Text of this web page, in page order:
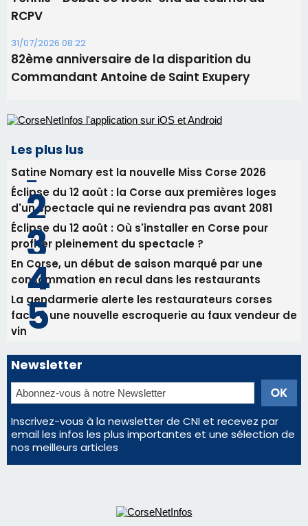
Les plus lus
Satine Nomary est la nouvelle Miss Corse 2026
Éclipse du 12 août : la Corse aux premières loges
d'un spectacle qui ne reviendra pas avant 2081
profiter pleinement du spectacle ?
consommation en recul dans les restaurants
La gendarmerie alerte les restaurateurs corses
face à une nouvelle escroquerie au faux vendeur de
vin
Newsletter
Inscrivez-vous à la newsletter de CNI et recevez par
email les infos les plus importantes et une sélection de
nos meilleurs articles
Régie publicitaire
Mentions légales
Nous contacter